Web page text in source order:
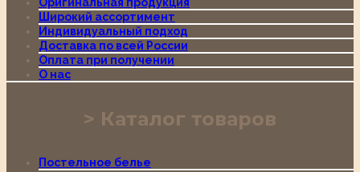
Широкий ассортимент
Индивидуальный подход
Доставка по всей России
Оплата при получении
О нас
Каталог товаров
Постельное белье